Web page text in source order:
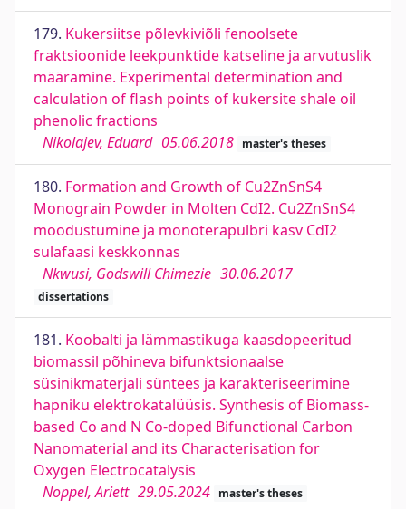
179. Kukersiitse põlevkiviõli fenoolsete
fraktsioonide leekpunktide katseline ja arvutuslik
määramine. Experimental determination and
calculation of flash points of kukersite shale oil
phenolic fractions
Nikolajev, Eduard 05.06.2018 master's theses
180. Formation and Growth of Cu2ZnSnS4
Monograin Powder in Molten CdI2. Cu2ZnSnS4
moodustumine ja monoterapulbri kasv CdI2
sulafaasi keskkonnas
Nkwusi, Godswill Chimezie 30.06.2017
dissertations
181. Koobalti ja lämmastikuga kaasdopeeritud
biomassil põhineva bifunktsionaalse
süsinikmaterjali süntees ja karakteriseerimine
hapniku elektrokatalüüsis. Synthesis of Biomass-
based Co and N Co-doped Bifunctional Carbon
Nanomaterial and its Characterisation for
Oxygen Electrocatalysis
Noppel, Ariett 29.05.2024 master's theses